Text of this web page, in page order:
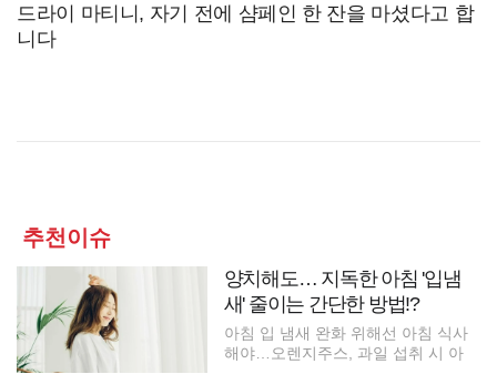
드라이 마티니, 자기 전에 샴페인 한 잔을 마셨다고 합
니다
추천이슈
양치해도… 지독한 아침 '입냄
새' 줄이는 간단한 방법!?
아침 입 냄새 완화 위해선 아침 식사
해야…오렌지주스, 과일 섭취 시 아